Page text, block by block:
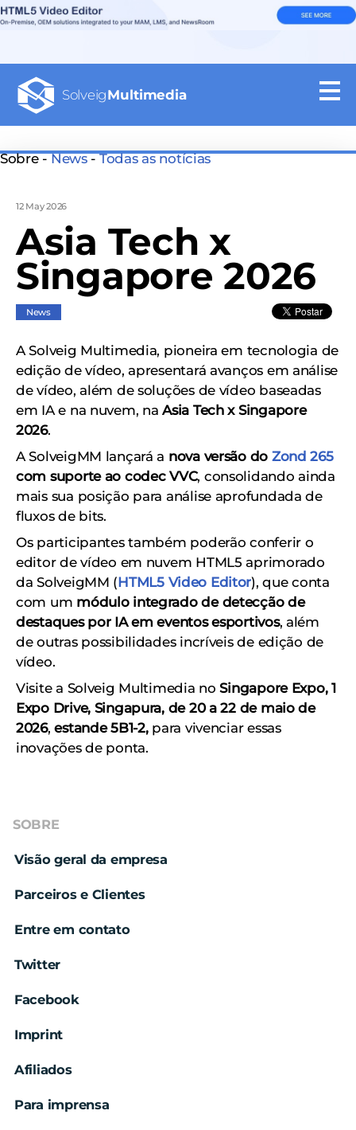
SolveigMultimedia
Sobre -News-Todas as notícias
12 May 2026
Asia Tech x
Singapore 2026
News
A Solveig Multimedia, pioneira em tecnologia de
edição de vídeo, apresentará avanços em análise
de vídeo, além de soluções de vídeo baseadas
em IA e na nuvem, naAsia Tech x Singapore
2026.
A SolveigMM lançará a nova versão do Zond 265
com suporte ao codec VVC, consolidando ainda
mais sua posição para análise aprofundada de
fluxos de bits.
Os participantes também poderão conferir o
editor de vídeo em nuvem HTML5 aprimorado
da SolveigMM (HTML5 Video Editor), que conta
com um módulo integrado de detecção de
destaques por IA em eventos esportivos, além
de outras possibilidades incríveis de edição de
vídeo.
Visite a Solveig Multimedia noSingapore Expo, 1
Expo Drive, Singapura, de 20 a 22 de maio de
2026,estande 5B1-2,para vivenciar essas
inovações de ponta.
SOBRE
Visão geral da empresa
Parceiros e Clientes
Entre em contato
Twitter
Facebook
Imprint
Afiliados
Para imprensa